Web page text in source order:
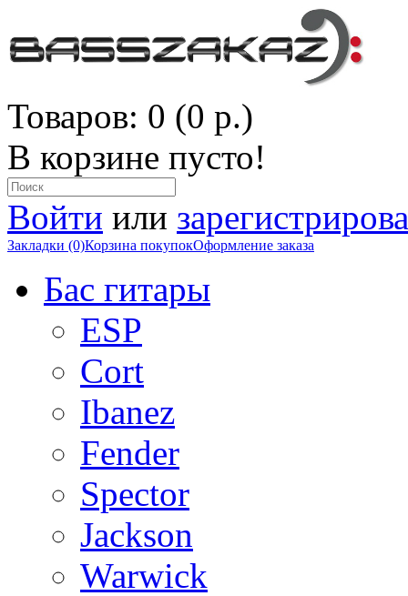
Товаров: 0 (0 р.)
В корзине пусто!
Войти или
Закладки (0)Корзина покупокОформление заказа
Бас гитары
ESP
Cort
Ibanez
Fender
Spector
Jackson
Warwick